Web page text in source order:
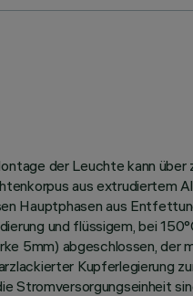
der Leuchte kann über
aus extrudiertem
Hauptphasen aus
und flüssigem, bei
5mm) abgeschlossen,
Kupferlegierung
Stromversorgungseinheit